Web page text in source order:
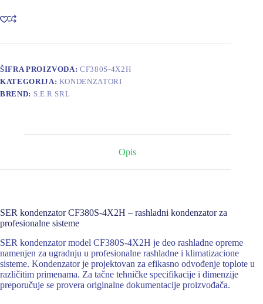
količina
ŠIFRA PROIZVODA:CF380S-4X2H
KATEGORIJA: KONDENZATORI
BREND: S.E.R SRL
Opis
SER kondenzator CF380S-4X2H – rashladni kondenzator za
profesionalne sisteme
SER kondenzator model CF380S-4X2H je deo rashladne opreme
namenjen za ugradnju u profesionalne rashladne i klimatizacione
sisteme. Kondenzator je projektovan za efikasno odvođenje toplote u
različitim primenama. Za tačne tehničke specifikacije i dimenzije
preporučuje se provera originalne dokumentacije proizvođača.